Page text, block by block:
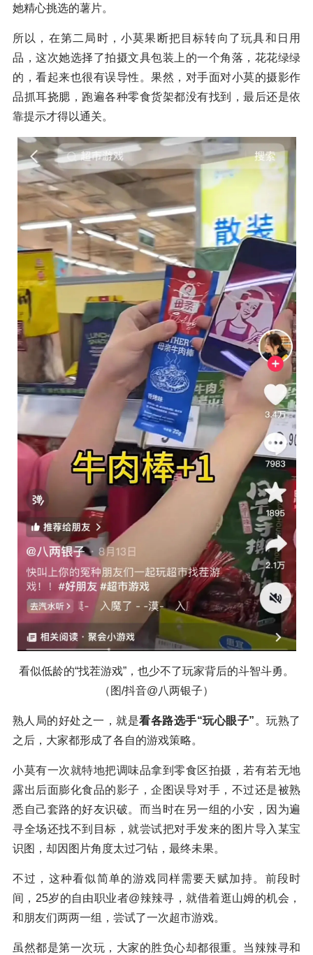
她精心挑选的薯片。
所以，在第二局时，小莫果断把目标转向了玩具和日用
品，这次她选择了拍摄文具包装上的一个角落，花花绿绿
的，看起来也很有误导性。果然，对手面对小莫的摄影作
品抓耳挠腮，跑遍各种零食货架都没有找到，最后还是依
靠提示才得以通关。
看似低龄的“找茬游戏”，也少不了玩家背后的斗智斗勇。
（图/抖音@八两银子）
熟人局的好处之一，就是看各路选手“玩心眼子” 。玩熟了
之后，大家都形成了各自的游戏策略。
小莫有一次就特地把调味品拿到零食区拍摄，若有若无地
露出后面膨化食品的影子，企图误导对手，不过还是被熟
悉自己套路的好友识破。而当时在另一组的小安，因为遍
寻全场还找不到目标，就尝试把对手发来的图片导入某宝
识图，却因图片角度太过刁钻，最终未果。
不过，这种看似简单的游戏同样需要天赋加持。前段时
间，25岁的自由职业者@辣辣寻，就借着逛山姆的机会，
和朋友们两两一组，尝试了一次超市游戏。
虽然都是第一次玩，大家的胜负心却都很重。当辣辣寻和